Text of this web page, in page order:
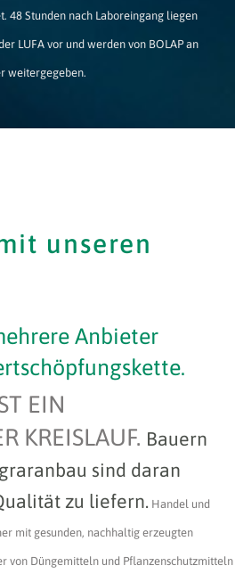
48 Stunden nach Laboreingang liegen
LUFA vor und werden von BOLAP an
weitergegeben.
unseren
Anbieter
EIN
KREISLAUF. Bauern
sind daran
zu liefern. Handel und
mit gesunden, nachhaltig erzeugten
von Dünge­mitteln und Pflanzenschutzmitteln